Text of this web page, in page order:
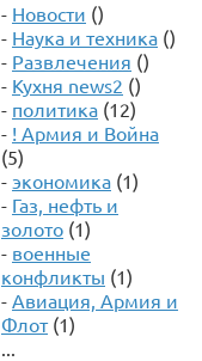
- Новости ()
- Наука и техника ()
- Развлечения ()
- Кухня news2 ()
- политика (12)
- ! Армия и Война
(5)
- экономика (1)
- Газ, нефть и
золото (1)
- военные
конфликты (1)
- Авиация, Армия и
Флот(1)
...